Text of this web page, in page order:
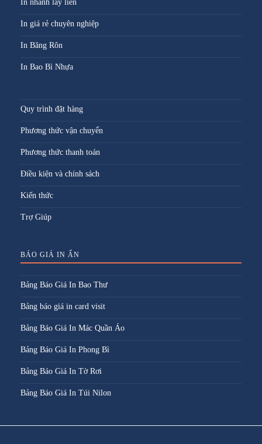
In nhanh lấy liền
In giá rẻ chuyên nghiệp
In Băng Rôn
In Bao Bì Nhựa
Quy trình đặt hàng
Phương thức vận chuyển
Phương thức thanh toán
Điều kiện và chính sách
Kiến thức
Trợ Giúp
BÁO GIÁ IN ẤN
Bảng Báo Giá In Bao Thư
Bảng báo giá in card visit
Bảng Báo Giá In Mác Quần Áo
Bảng Báo Giá In Phong Bì
Bảng Báo Giá In Tờ Rơi
Bảng Báo Giá In Túi Nilon